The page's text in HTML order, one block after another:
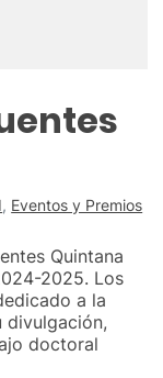
, Eventos y Premios
Quintana
2025. Los
a la
divulgación,
doctoral